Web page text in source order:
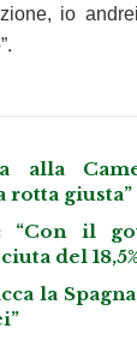
io
alla
rotta giusta”
“Con il
del
la